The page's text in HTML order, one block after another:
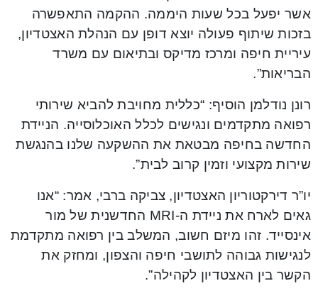
אשר יפעל בכל שעות היממה. ההקמה התאפשרה
בזכות שיתוף פעולה יוצא דופן עם הנהלת האצטדיון,
עיריית חיפה ומרכז מדיקס ובתיאום עם משרד
הבריאות”.
רונן נודלמן הוסיף: “כללית מחויבת להביא שירותי
רפואה מתקדמים ונגישים לכלל האוכלוסייה. הניידת
החדשה בחיפה מבטאת את ההשקעה שלנו בהנגשת
שירות מקצועי וזמין קרוב לבית”.
יו”ר דירקטוריון האצטדיון, צביקה ברבי, אמר: “אנו
גאים לארח את ניידת ה-MRI החדשנית של מור
אינסייד. זהו מיזם חשוב, המשלב בין רפואה מתקדמת
לנגישות גבוהה לתושבי חיפה והצפון, ומחזק את
הקשר בין האצטדיון לקהילה”.